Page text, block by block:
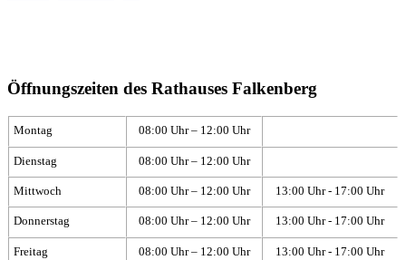
Öffnungszeiten des Rathauses Falkenberg
Montag 08:00 Uhr – 12:00 Uhr
Dienstag 08:00 Uhr – 12:00 Uhr
Mittwoch 08:00 Uhr – 12:00 Uhr 13:00 Uhr - 17:00 Uhr
Donnerstag 08:00 Uhr – 12:00 Uhr 13:00 Uhr - 17:00 Uhr
Freitag 08:00 Uhr – 12:00 Uhr 13:00 Uhr - 17:00 Uhr